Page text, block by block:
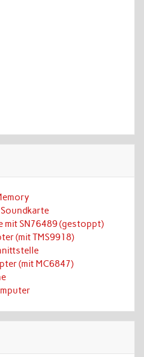
mit SN76489 (gestoppt)
(mit TMS9918)
(mit MC6847)